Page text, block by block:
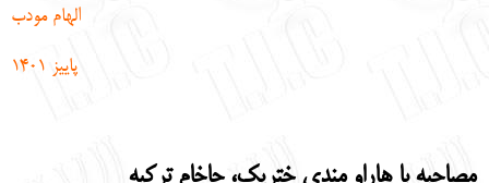
الهام مودب
پاییز 1401
مصاحبه با هاراو مندی ختریک، حاخام ترکیه